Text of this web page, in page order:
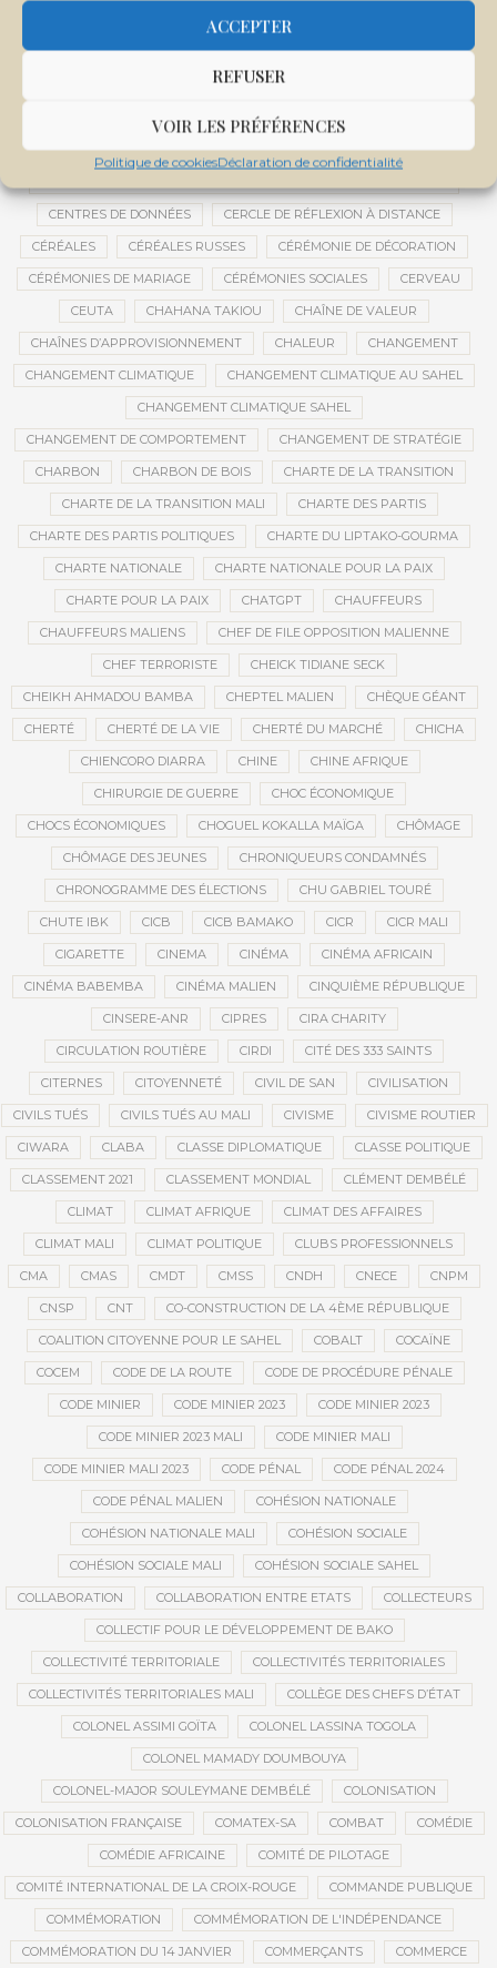
ACCEPTER
REFUSER
VOIR LES PRÉFÉRENCES
Politique de cookiesDéclaration de confidentialité
CENTRALE SOLAIRE DE SANANKOROBA
CENTRE D'INTELLIGENCE ARTIFICIELLE
CENTRE DE SANTÉ COMMUNAUTAIRE
CENTRE INTERNATIONAL DE CONFÉRENCES DE BAMAKO
CENTRE MALI
CENTRES DE DONNÉES CERCLE DE RÉFLEXION À DISTANCE
CÉRÉALES CÉRÉALES RUSSES CÉRÉMONIE DE DÉCORATION
CÉRÉMONIES DE MARIAGE CÉRÉMONIES SOCIALES CERVEAU
CEUTA CHAHANA TAKIOU CHAÎNE DE VALEUR
CHAÎNES D’APPROVISIONNEMENT CHALEUR CHANGEMENT
CHANGEMENT CLIMATIQUE CHANGEMENT CLIMATIQUE AU SAHEL
CHANGEMENT CLIMATIQUE SAHEL
CHANGEMENT DE COMPORTEMENT CHANGEMENT DE STRATÉGIE
CHARBON CHARBON DE BOIS CHARTE DE LA TRANSITION
CHARTE DE LA TRANSITION MALI CHARTE DES PARTIS
CHARTE DES PARTIS POLITIQUES CHARTE DU LIPTAKO-GOURMA
CHARTE NATIONALE CHARTE NATIONALE POUR LA PAIX
CHARTE POUR LA PAIX CHATGPT CHAUFFEURS
CHAUFFEURS MALIENS CHEF DE FILE OPPOSITION MALIENNE
CHEF TERRORISTE CHEICK TIDIANE SECK
CHEIKH AHMADOU BAMBA CHEPTEL MALIEN CHÈQUE GÉANT
CHERTÉ CHERTÉ DE LA VIE CHERTÉ DU MARCHÉ CHICHA
CHIENCORO DIARRA CHINE CHINE AFRIQUE
CHIRURGIE DE GUERRE CHOC ÉCONOMIQUE
CHOCS ÉCONOMIQUES CHOGUEL KOKALLA MAÏGA CHÔMAGE
CHÔMAGE DES JEUNES CHRONIQUEURS CONDAMNÉS
CHRONOGRAMME DES ÉLECTIONS CHU GABRIEL TOURÉ
CHUTE IBK CICB CICB BAMAKO CICR CICR MALI
CIGARETTE CINEMA CINÉMA CINÉMA AFRICAIN
CINÉMA BABEMBA CINÉMA MALIEN CINQUIÈME RÉPUBLIQUE
CINSERE-ANR CIPRES CIRA CHARITY
CIRCULATION ROUTIÈRE CIRDI CITÉ DES 333 SAINTS
CITERNES CITOYENNETÉ CIVIL DE SAN CIVILISATION
CIVILS TUÉS CIVILS TUÉS AU MALI CIVISME CIVISME ROUTIER
CIWARA CLABA CLASSE DIPLOMATIQUE CLASSE POLITIQUE
CLASSEMENT 2021 CLASSEMENT MONDIAL CLÉMENT DEMBÉLÉ
CLIMAT CLIMAT AFRIQUE CLIMAT DES AFFAIRES
CLIMAT MALI CLIMAT POLITIQUE CLUBS PROFESSIONNELS
CMA CMAS CMDT CMSS CNDH CNECE CNPM
CNSP CNT CO-CONSTRUCTION DE LA 4ÈME RÉPUBLIQUE
COALITION CITOYENNE POUR LE SAHEL COBALT COCAÏNE
COCEM CODE DE LA ROUTE CODE DE PROCÉDURE PÉNALE
CODE MINIER CODE MINIER 2023 CODE MINIER 2023
CODE MINIER 2023 MALI CODE MINIER MALI
CODE MINIER MALI 2023 CODE PÉNAL CODE PÉNAL 2024
CODE PÉNAL MALIEN COHÉSION NATIONALE
COHÉSION NATIONALE MALI COHÉSION SOCIALE
COHÉSION SOCIALE MALI COHÉSION SOCIALE SAHEL
COLLABORATION COLLABORATION ENTRE ETATS COLLECTEURS
COLLECTIF POUR LE DÉVELOPPEMENT DE BAKO
COLLECTIVITÉ TERRITORIALE COLLECTIVITÉS TERRITORIALES
COLLECTIVITÉS TERRITORIALES MALI COLLÈGE DES CHEFS D’ÉTAT
COLONEL ASSIMI GOÏTA COLONEL LASSINA TOGOLA
COLONEL MAMADY DOUMBOUYA
COLONEL-MAJOR SOULEYMANE DEMBÉLÉ COLONISATION
COLONISATION FRANÇAISE COMATEX-SA COMBAT COMÉDIE
COMÉDIE AFRICAINE COMITÉ DE PILOTAGE
COMITÉ INTERNATIONAL DE LA CROIX-ROUGE COMMANDE PUBLIQUE
COMMÉMORATION COMMÉMORATION DE L'INDÉPENDANCE
COMMÉMORATION DU 14 JANVIER COMMERÇANTS COMMERCE